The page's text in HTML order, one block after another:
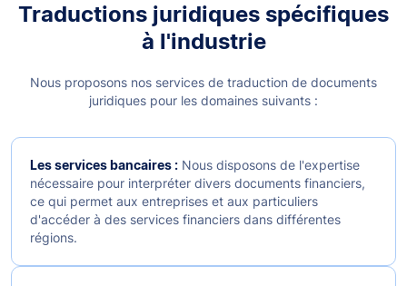
Traductions juridiques spécifiques
à l'industrie
Nous proposons nos services de traduction de documents
juridiques pour les domaines suivants :
Les services bancaires : Nous disposons de l'expertise
nécessaire pour interpréter divers documents financiers,
ce qui permet aux entreprises et aux particuliers
d'accéder à des services financiers dans différentes
régions.